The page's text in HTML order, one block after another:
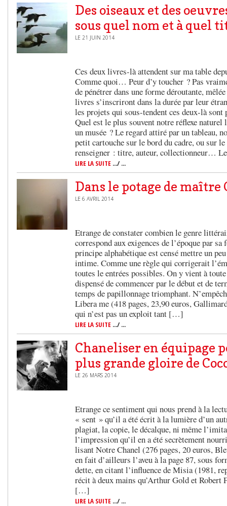
Des oiseaux et des
sous quel nom et à quel
LE 21 JUIN 2014
Ces deux livres-là attendent sur ma table
Comme quoi… Peur d’y toucher ? Pas
de pénétrer dans une forme déroutante,
livres s’inscriront dans la durée par leur
les projets qui sous-tendent ces deux-là
Quel est le plus souvent notre réflexe naturel
un musée ? Le regard attiré par un tableau,
petit cartouche sur le bord du cadre, ou sur
renseigner : titre, auteur, collectionneur…
LIRE LA SUITE .../ ...
Dans le potage de maître
LE 6 AVRIL 2014
Etrange de constater combien le genre
correspond aux exigences de l’époque par
principe alphabétique est censé mettre un
intime. Comme une règle qui corrigerait
toutes le entrées possibles. On y vient à
dispensé de commencer par le début et de
temps de papillonnage triomphant.
Libera me (418 pages, 23,90 euros,
qui n’est pas un exploit tant […]
LIRE LA SUITE .../ ...
Chaneliser en équipage
plus grande gloire de
LE 26 MARS 2014
Etrange ce sentiment qui nous prend à la
« sent » qu’il a été écrit à la lumière d’un
plagiat, la copie, le décalque, ni même
l’impression qu’il en a été secrètement
lisant Notre Chanel (276 pages, 20 euros,
en fait d’ailleurs l’aveu à la page 87, sous
dette, en citant l’influence de Misia (1981,
récit à deux mains qu’Arthur Gold et Robert
[…]
LIRE LA SUITE .../ ...